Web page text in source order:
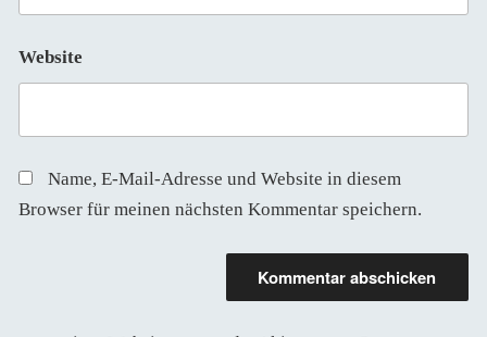
Website
Name, E-Mail-Adresse und Website in diesem
Browser für meinen nächsten Kommentar speichern.